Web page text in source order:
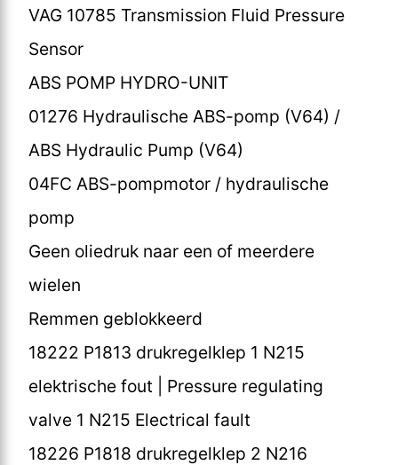
VAG 10785 Transmission Fluid Pressure
Sensor
ABS POMP HYDRO-UNIT
01276 Hydraulische ABS-pomp (V64) /
ABS Hydraulic Pump (V64)
04FC ABS-pompmotor / hydraulische
pomp
Geen oliedruk naar een of meerdere
wielen
Remmen geblokkeerd
18222 P1813 drukregelklep 1 N215
elektrische fout | Pressure regulating
valve 1 N215 Electrical fault
18226 P1818 drukregelklep 2 N216